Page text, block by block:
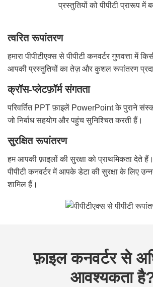
प्रस्तुतियों को पीपीटी प्रारूप में
त्वरित रूपांतरण
हमारा पीपीटीएक्स से पीपीटी कनवर्टर गुणवत्ता में
आपकी प्रस्तुतियों का तेज़ और कुशल रूपांतरण
क्रॉस-प्लेटफ़ॉर्म संगतता
परिवर्तित PPT फ़ाइलें PowerPoint के पुराने
जो निर्बाध सहयोग और पहुंच सुनिश्चित करती हैं।
सुरक्षित रूपांतरण
हम आपकी फ़ाइलों की सुरक्षा को प्राथमिकता देते
पीपीटी कनवर्टर में आपके डेटा की सुरक्षा के लिए
शामिल हैं।
फ़ाइल कनवर्टर से
आवश्यकता